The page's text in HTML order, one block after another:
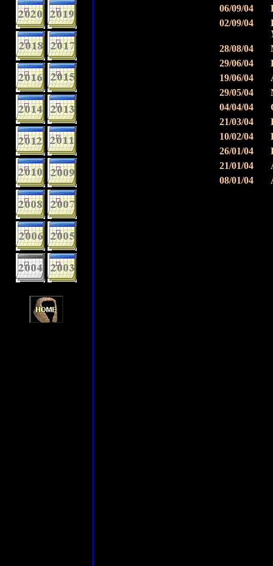
06/09/04
02/09/04
28/08/04
29/06/04
19/06/04
29/05/04
04/04/04
21/03/04
10/02/04
26/01/04
21/01/04
08/01/04